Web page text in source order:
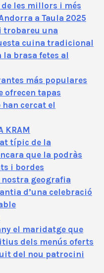
de les millors i més
a Taula 2025
trobareu una
cuina tradicional
la brasa fetes al
más populares
ofrecen tapas
cercat el
KRAM
típic de la
que la podràs
i bordes
geografia
d’una celebració
el maridatge que
dels menús oferts
del nou patrocini